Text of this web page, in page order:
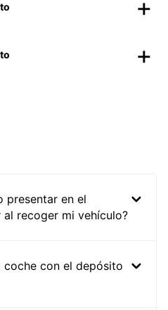
presentar en el
recoger mi vehículo?
coche con el depósito